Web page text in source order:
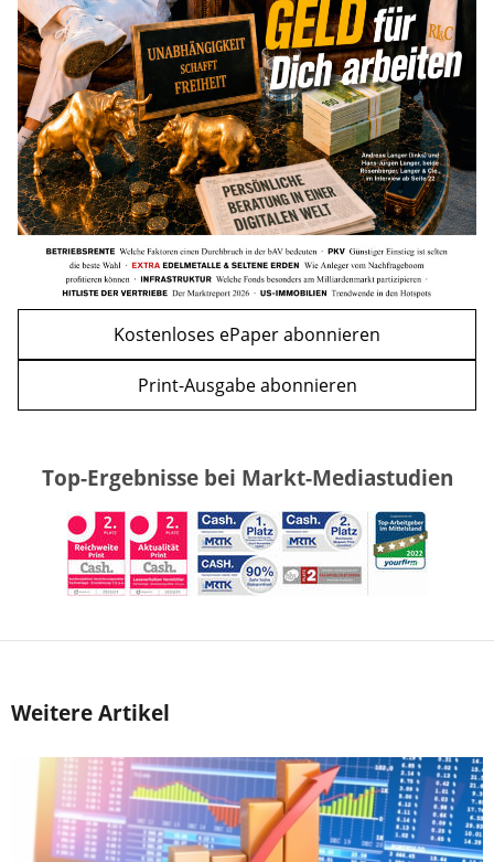
WEITERE ARTIKEL
zurückweiter
Nachzahlung ist pro Kind möglich
mehr
Kostenloses ePaper abonnieren
Print-Ausgabe abonnieren
Top-Ergebnisse bei Markt-Mediastudien
Weitere Artikel